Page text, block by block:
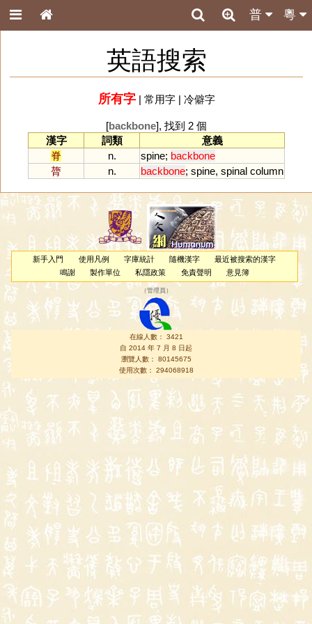
粵
普
英語搜索
所有字| 常用字| 冷僻字
[backbone], 找到 2 個
漢字
詞類
意義
脊
n. spine; backbone
膂
n. backbone; spine, spinal column
新手入門 使用凡例 字庫統計 隨機漢字
最近被搜索的漢字
鳴謝
製作單位 私隱政策 免責聲明 意見簿
（管理員 ）
在線人數： 3421
自 2014 年 7 月 8 日起
瀏覽人數： 80145675
使用次數： 294068918